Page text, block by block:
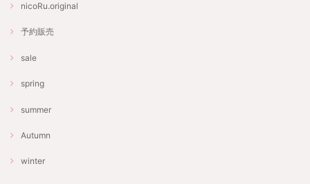
nicoRu.original
予約販売
sale
spring
summer
Autumn
winter